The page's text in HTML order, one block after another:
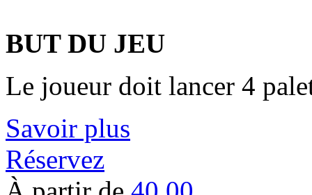
BUT DU JEU
Le joueur doit lancer 4
Savoir plus
Réservez